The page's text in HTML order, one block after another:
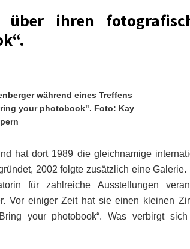
über ihren
während eines Treffens
your photobook". Foto: Kay
hat dort 1989 die gleichnamige
2002 folgte zusätzlich eine
für zahlreiche Ausstellungen
Vor einiger Zeit hat sie einen kleinen
your photobook“. Was verbirgt